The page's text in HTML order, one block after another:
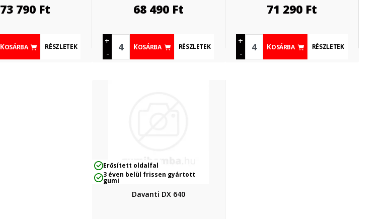
73 790 Ft
KOSÁRBA RÉSZLETEK
68 490 Ft
+
-
KOSÁRBA RÉSZLETEK
71 290 Ft
+
-
KOSÁRBA RÉSZLETEK
Erősített oldalfal
3 éven belül frissen gyártott
gumi
Davanti DX 640